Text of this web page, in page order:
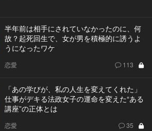
半年前は相手にされていなかったのに、何
故？起死回生で、女が男を積極的に誘うよ
うになったワケ
恋愛 113
「あの学びが、私の人生を変えてくれた」
仕事がデキる法政女子の運命を変えた“ある
講座”の正体とは
恋愛 35